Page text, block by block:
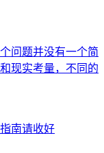
问题并没有一个简
现实考量，不同的